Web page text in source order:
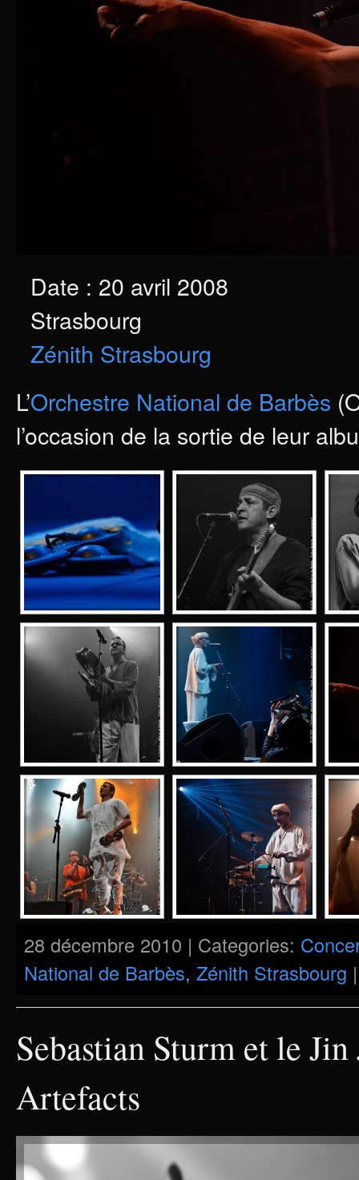
Date : 20 avril 2008
Strasbourg
Zénith Strasbourg
L’Orchestre National de Barbès
l’occasion de la sortie de leur
28 décembre 2010 | Categories:
National de Barbès, Zénith Strasbourg
Sebastian Sturm et le
Artefacts